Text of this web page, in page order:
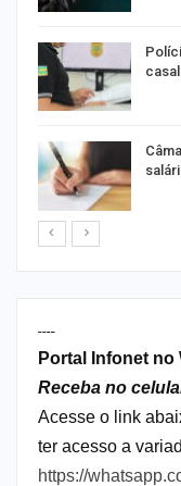
----
Portal Infonet no
Receba no
Acesse o link
ter acesso a
https://